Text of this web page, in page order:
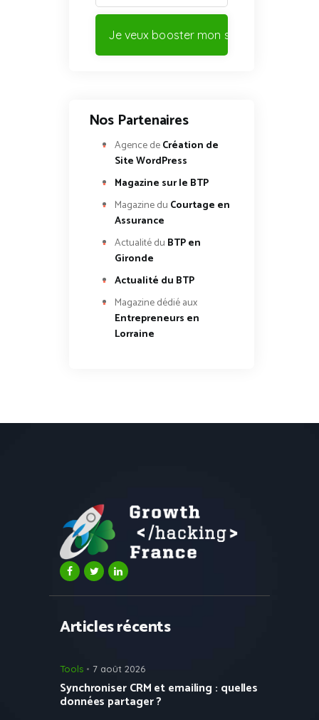
Je veux booster mon site !
Nos Partenaires
Agence deCréation de
Site WordPress
Magazine sur le BTP
Magazine du Courtage en
Assurance
Actualité du BTP en
Gironde
Actualité du BTP
Magazine dédié aux
Entrepreneurs en
Lorraine
Articles récents
Tools 7 août 2026
Synchroniser CRM et emailing : quelles
données partager ?